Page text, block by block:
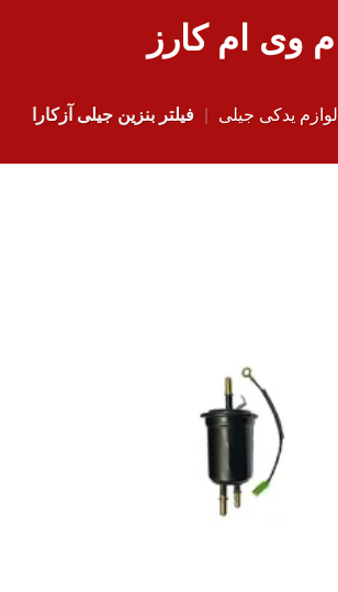
ام وی ام کارز
لوازم یدکی جیلی فیلتر بنزین جیلی آزکارا